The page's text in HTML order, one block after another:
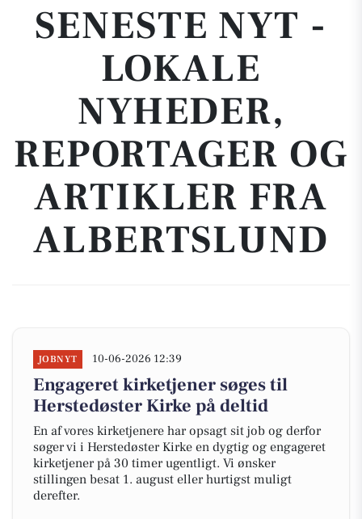
SENESTE NYT -
LOKALE
NYHEDER,
REPORTAGER OG
ARTIKLER FRA
ALBERTSLUND
JOBNYT 10-06-2026 12:39
Engageret kirketjener søges til
Herstedøster Kirke på deltid
En af vores kirketjenere har opsagt sit job og derfor
søger vi i Herstedøster Kirke en dygtig og engageret
kirketjener på 30 timer ugentligt. Vi ønsker
stillingen besat 1. august eller hurtigst muligt
derefter.